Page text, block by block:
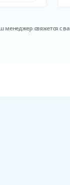
менеджер свяжется с